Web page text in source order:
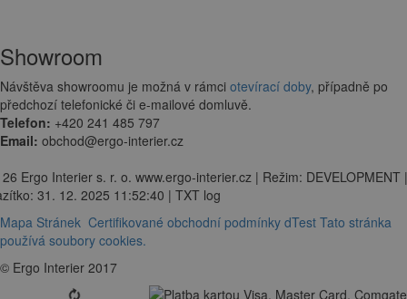
Showroom
Návštěva showroomu je možná v rámci otevírací doby, případně po
předchozí telefonické či e-mailové domluvě.
Telefon: +420 241 485 797
Email: obchod@ergo-interier.cz
Ergo Interier s. r. o. www.ergo-interier.cz | Režim: DEVELOPMENT |
31. 12. 2025 11:52:40 | TXT log
Mapa Stránek Certifikované obchodní podmínky dTest Tato stránka
používá soubory cookies.
© Ergo Interier 2017